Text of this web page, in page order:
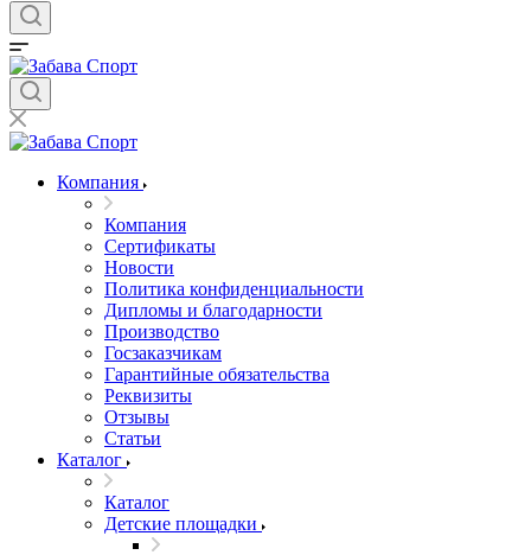
Компания
Компания
Сертификаты
Новости
Политика конфиденциальности
Дипломы и благодарности
Производство
Госзаказчикам
Гарантийные обязательства
Реквизиты
Отзывы
Статьи
Каталог
Каталог
Детские площадки